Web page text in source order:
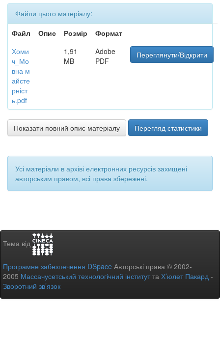
Файли цього матеріалу:
Файл
Опис Розмір
Формат
Хоми
ч_Мо
вна м
айсте
рніст
ь.pdf
1,91
MB
Adobe
PDF
Переглянути/Відкрити
Показати повний опис матеріалу Перегляд статистики
Усі матеріали в архіві електронних ресурсів захищені
авторським правом, всі права збережені.
Тема від
Програмне забезпечення DSpace Авторські права © 2002-
2005 Массачусетський технологічний інститутта Х’юлет Пакард -
Зворотний зв’язок